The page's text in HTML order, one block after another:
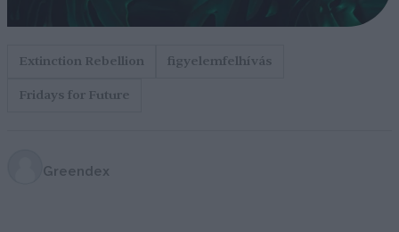
Extinction Rebellion
figyelemfelhívás
Fridays for Future
Greendex